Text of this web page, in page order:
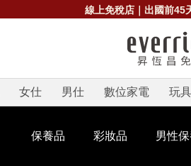
線上免稅店｜出國前45
女仕 男仕 數位家電 玩具
保養品 彩妝品 男性